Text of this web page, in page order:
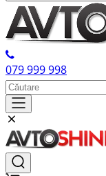
079 999 998